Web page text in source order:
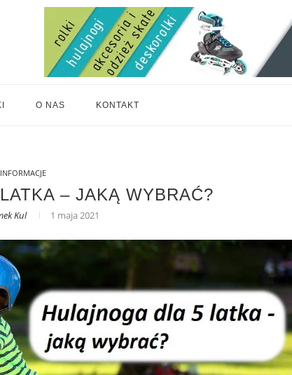
O NAS KONTAKT
INFORMACJE
– JAKĄ WYBRAĆ?
Kul 1 maja 2021